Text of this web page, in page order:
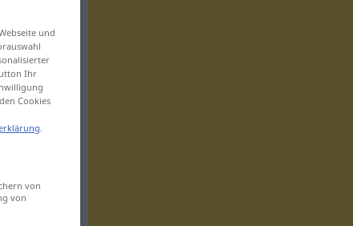
und
Ihr
Cookies
.
von
von